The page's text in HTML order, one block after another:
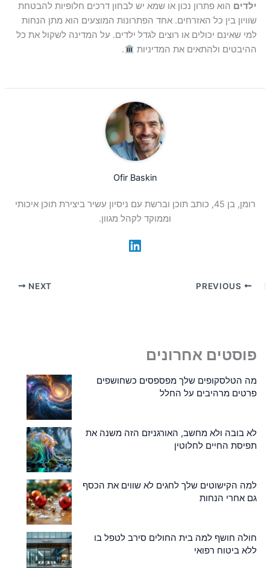
ילדים הוא פתרון נכון או שמא יש לבחון דרכים חלופיות להבטחת
שוויון בין כל האזרחים. אחד הפתרונות המוצעים הוא מתן הנחות
למי שאינם יכולים או רוצים לגדל ילדים. על המדינה לשקול את כל
ההיבטים ולהתאים את המדיניות
.
Ofir Baskin
רומן, בן 45, כותב תוכן וברשת עם ניסיון עשיר ביצירת תוכן איכותי
וממוקד לקהל מגוון.
NEXT
פוסטים אחרונים
מה הטלסקופים שלך מפספסים כשחושפים
פרטים מרהיבים על החלל
לא בובה ולא מחשב, האורגניזם הזה משנה את
תפיסת החיים לחלוטין
למה הקישוטים שלך לחגים לא שווים את הכסף
גם אחרי הנחות
חולה חושף למה בית החולים סירב לטפל בו
ללא ביטוח רפואי